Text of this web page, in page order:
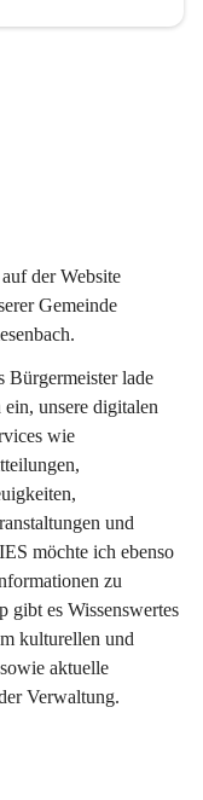
der Website
Gemeinde
Bürgermeister lade
ein, unsere digitalen
wie
und
möchte ich ebenso
zu
gibt es Wissenswertes
kulturellen und
aktuelle
Verwaltung.